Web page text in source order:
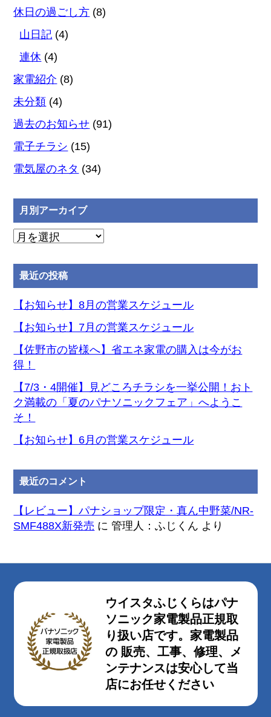
休日の過ごし方 (8)
山日記 (4)
連休 (4)
家電紹介 (8)
未分類 (4)
過去のお知らせ (91)
電子チラシ (15)
電気屋のネタ (34)
月別アーカイブ
月
ア
カ
ブ
最近の投稿
【お知らせ】8月の営業スケジュール
【お知らせ】7月の営業スケジュール
【佐野市の皆様へ】省エネ家電の購入は今がお
得！
【7/3・4開催】見どころチラシを一挙公開！おト
ク満載の「夏のパナソニックフェア」へようこ
そ！
【お知らせ】6月の営業スケジュール
最近のコメント
【レビュー】パナショップ限定・真ん中野菜/NR-
SMF488X新発売 に管理人：ふじくん より
ウイスタふじくらはパナ
ソニック家電製品正規取
り扱い店です。家電製品
の 販売、工事、修理、メ
ンテナンスは安心して当
店にお任せください